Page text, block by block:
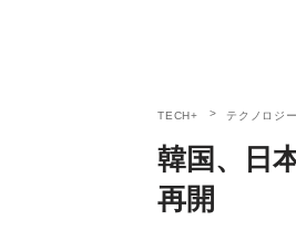
TECH+ テクノロジー
韓国、日
再開